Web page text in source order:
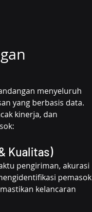
menyeluruh
yang berbasis data.
kinerja, dan
Kualitas)
pengiriman, akurasi
pemasok
kelancaran